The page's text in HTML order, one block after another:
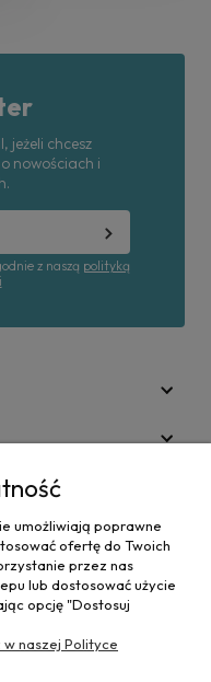
jeżeli chcesz
nowościach i
z naszą polityką
umożliwiają poprawne
ofertę do Twoich
przez nas
lub dostosować użycie
opcję "Dostosuj
naszej Polityce